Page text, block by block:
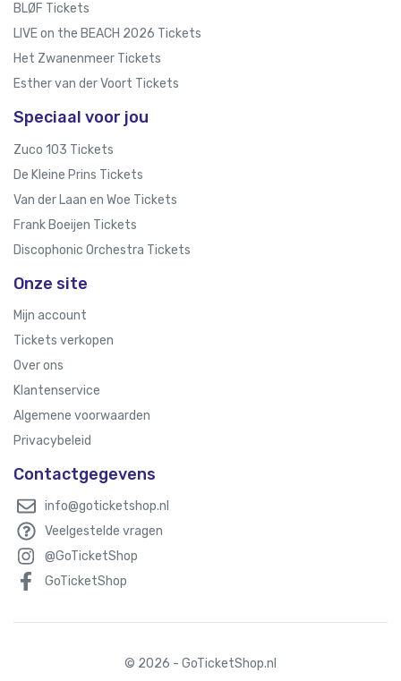
BLØF Tickets
LIVE on the BEACH 2026 Tickets
Het Zwanenmeer Tickets
Esther van der Voort Tickets
Speciaal voor jou
Zuco 103 Tickets
De Kleine Prins Tickets
Van der Laan en Woe Tickets
Frank Boeijen Tickets
Discophonic Orchestra Tickets
Onze site
Mijn account
Tickets verkopen
Over ons
Klantenservice
Algemene voorwaarden
Privacybeleid
Contactgegevens
info@goticketshop.nl
Veelgestelde vragen
@GoTicketShop
GoTicketShop
© 2026 - GoTicketShop.nl